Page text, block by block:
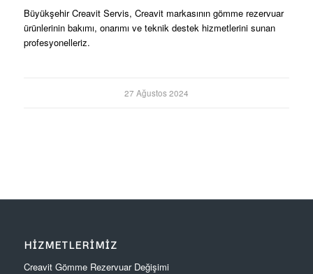
Büyükşehir Creavit Servis, Creavit markasının gömme rezervuar
ürünlerinin bakımı, onarımı ve teknik destek hizmetlerini sunan
profesyonelleriz.
27 Ağustos 2024
HIZMETLERIMIZ
Creavit Gömme Rezervuar Değişimi